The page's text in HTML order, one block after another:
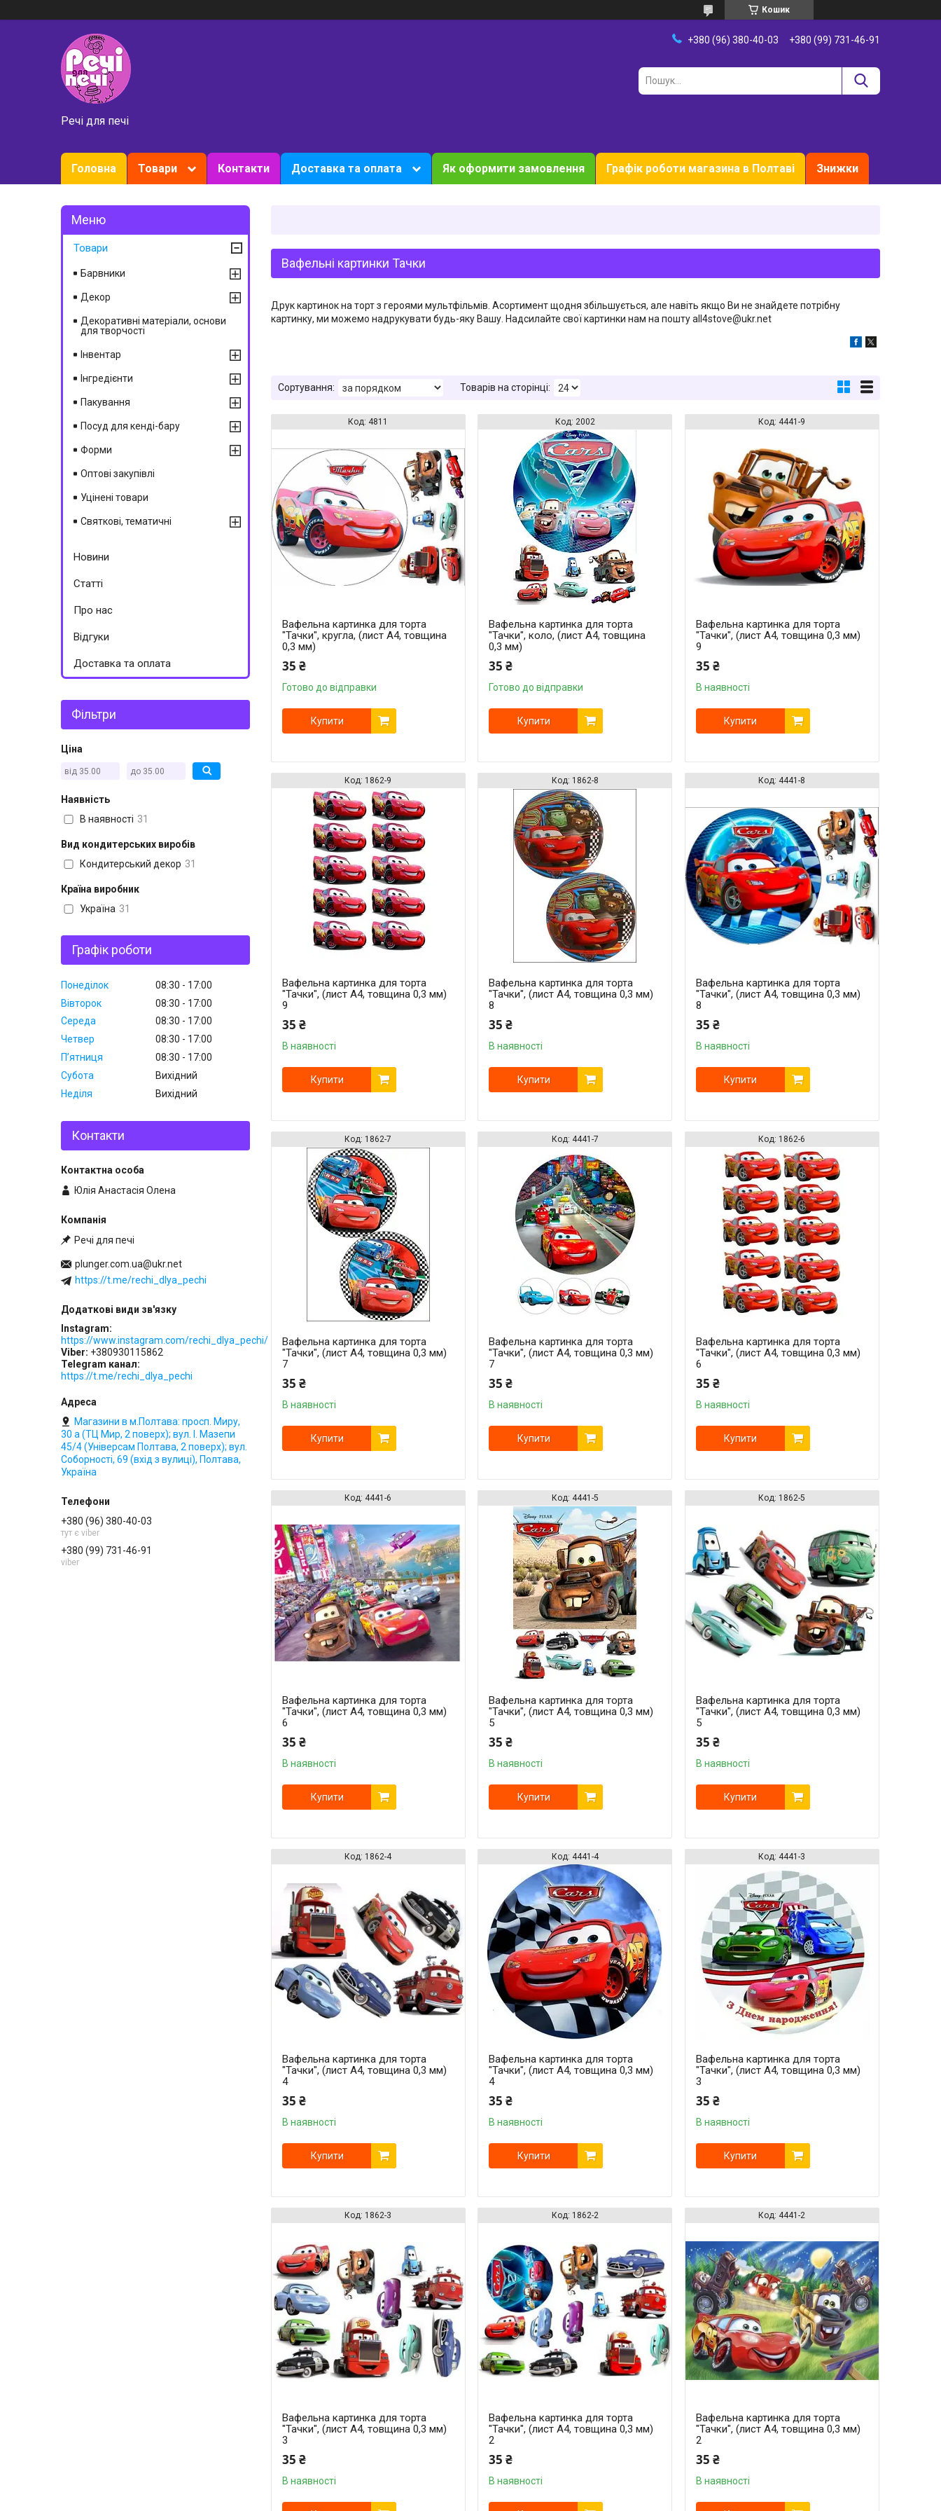
Кошик
Речі для печі
+380 (96) 380-40-03 +380 (99) 731-46-91
Головна Товари Контакти Доставка та оплата Як оформити замовлення Графік роботи магазина в Полтаві Знижки
Вафельні картинки Тачки
Друк картинок на торт з героями мультфільмів. Асортимент щодня збільшується, але навіть якщо Ви не знайдете потрібну
картинку, ми можемо надрукувати будь-яку Вашу. Надсилайте свої картинки нам на пошту all4stove@ukr.net
4811
Вафельна картинка для торта
"Тачки", кругла, (лист А4, товщина
0,3 мм)
35 ₴
Готово до відправки
Купити
2002
Вафельна картинка для торта
"Тачки", коло, (лист А4, товщина
0,3 мм)
35 ₴
Готово до відправки
Купити
4441-9
Вафельна картинка для торта
"Тачки", (лист А4, товщина 0,3 мм)
9
35 ₴
В наявності
Купити
1862-9
Вафельна картинка для торта
"Тачки", (лист А4, товщина 0,3 мм)
9
35 ₴
В наявності
Купити
1862-8
Вафельна картинка для торта
"Тачки", (лист А4, товщина 0,3 мм)
8
35 ₴
В наявності
Купити
4441-8
Вафельна картинка для торта
"Тачки", (лист А4, товщина 0,3 мм)
8
35 ₴
В наявності
Купити
1862-7
Вафельна картинка для торта
"Тачки", (лист А4, товщина 0,3 мм)
7
35 ₴
В наявності
Купити
4441-7
Вафельна картинка для торта
"Тачки", (лист А4, товщина 0,3 мм)
7
35 ₴
В наявності
Купити
1862-6
Вафельна картинка для торта
"Тачки", (лист А4, товщина 0,3 мм)
6
35 ₴
В наявності
Купити
4441-6
Вафельна картинка для торта
"Тачки", (лист А4, товщина 0,3 мм)
6
35 ₴
В наявності
Купити
4441-5
Вафельна картинка для торта
"Тачки", (лист А4, товщина 0,3 мм)
5
35 ₴
В наявності
Купити
1862-5
Вафельна картинка для торта
"Тачки", (лист А4, товщина 0,3 мм)
5
35 ₴
В наявності
Купити
1862-4
Вафельна картинка для торта
"Тачки", (лист А4, товщина 0,3 мм)
4
35 ₴
В наявності
Купити
4441-4
Вафельна картинка для торта
"Тачки", (лист А4, товщина 0,3 мм)
4
35 ₴
В наявності
Купити
4441-3
Вафельна картинка для торта
"Тачки", (лист А4, товщина 0,3 мм)
3
35 ₴
В наявності
Купити
1862-3
Вафельна картинка для торта
"Тачки", (лист А4, товщина 0,3 мм)
3
35 ₴
В наявності
1862-2
Вафельна картинка для торта
"Тачки", (лист А4, товщина 0,3 мм)
2
35 ₴
В наявності
4441-2
Вафельна картинка для торта
"Тачки", (лист А4, товщина 0,3 мм)
2
35 ₴
В наявності
Товари
Барвники
Декор
Декоративні матеріали, основи
для творчості
Інвентар
Інгредієнти
Пакування
Посуд для кенді-бару
Форми
Оптові закупівлі
Уцінені товари
Святкові, тематичні
Новини
Статті
Про нас
Відгуки
Доставка та оплата
Фільтри
Ціна
Наявність
В наявності 31
Вид кондитерських виробів
Кондитерський декор 31
Країна виробник
Україна 31
Графік роботи
Понеділок 08:30
17:00
Вівторок
08:30
17:00
Середа
08:30
17:00
Четвер
08:30
17:00
Пʼятниця
08:30
17:00
Субота
Вихідний
Неділя
Вихідний
Контакти
Юлія Анастасія Олена
Речі для печі
plunger.com.ua@ukr.net
https://t.me/rechi_dlya_pechi
Instagram
https://www.instagram.com/rechi_dlya_pechi/
Viber +380930115862
Telegram канал
https://t.me/rechi_dlya_pechi
Магазини в м.Полтава: просп. Миру,
30 а (ТЦ Мир, 2 поверх); вул. І. Мазепи
45/4 (Універсам Полтава, 2 поверх); вул.
Соборності, 69 (вхід з вулиці), Полтава,
Україна
+380 (96) 380-40-03
тут є viber
+380 (99) 731-46-91
viber